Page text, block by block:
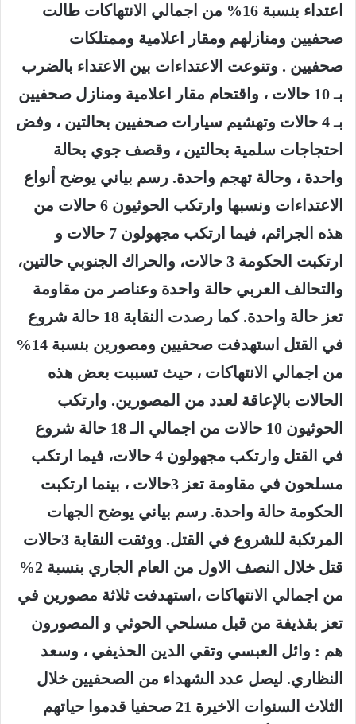
اعتداء بنسبة 16% من اجمالي الانتهاكات طالت
صحفيين ومنازلهم ومقار اعلامية وممتلكات
صحفيين . وتنوعت الاعتداءات بين الاعتداء بالضرب
بـ 10 حالات ، واقتحام مقار اعلامية ومنازل صحفيين
بـ 4 حالات وتهشيم سيارات صحفيين بحالتين ، وفض
احتجاجات سلمية بحالتين ، وقصف جوي بحالة
واحدة ، وحالة تهجم واحدة. رسم بياني يوضح أنواع
الاعتداءات ونسبها وارتكب الحوثيون 6 حالات من
هذه الجرائم، فيما ارتكب مجهولون 7 حالات و
ارتكبت الحكومة 3 حالات، والحراك الجنوبي حالتين،
والتحالف العربي حالة واحدة وعناصر من مقاومة
تعز حالة واحدة. كما رصدت النقابة 18 حالة شروع
في القتل استهدفت صحفيين ومصورين بنسبة 14%
من اجمالي الانتهاكات ، حيث تسببت بعض هذه
الحالات بالإعاقة لعدد من المصورين. وارتكب
الحوثيون 10 حالات من اجمالي الـ 18 حالة شروع
في القتل وارتكب مجهولون 4 حالات، فيما ارتكب
مسلحون في مقاومة تعز 3حالات ، بينما ارتكبت
الحكومة حالة واحدة. رسم بياني يوضح الجهات
المرتكبة للشروع في القتل. ووثقت النقابة 3حالات
قتل خلال النصف الاول من العام الجاري بنسبة 2%
من اجمالي الانتهاكات ،استهدفت ثلاثة مصورين في
تعز بقذيفة من قبل مسلحي الحوثي و المصورون
هم : وائل العبسي وتقي الدين الحذيفي ، وسعد
النظاري. ليصل عدد الشهداء من الصحفيين خلال
الثلاث السنوات الاخيرة 21 صحفيا قدموا حياتهم